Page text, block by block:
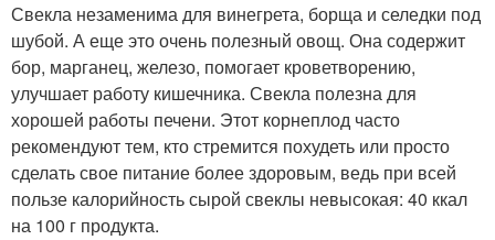
Свекла незаменима для винегрета, борща и селедки под
шубой. А еще это очень полезный овощ. Она содержит
бор, марганец, железо, помогает кроветворению,
улучшает работу кишечника. Свекла полезна для
хорошей работы печени. Этот корнеплод часто
рекомендуют тем, кто стремится похудеть или просто
сделать свое питание более здоровым, ведь при всей
пользе калорийность сырой свеклы невысокая: 40 ккал
на 100 г продукта.